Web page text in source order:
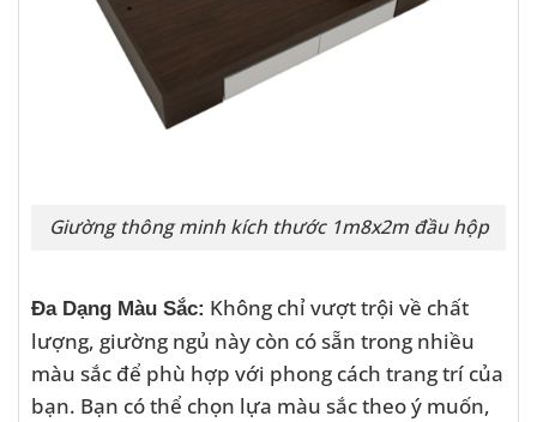
Giường thông minh kích thước 1m8x2m đầu hộp
Đa Dạng Màu Sắc: Không chỉ vượt trội về chất
lượng, giường ngủ này còn có sẵn trong nhiều
màu sắc để phù hợp với phong cách trang trí của
bạn. Bạn có thể chọn lựa màu sắc theo ý muốn,